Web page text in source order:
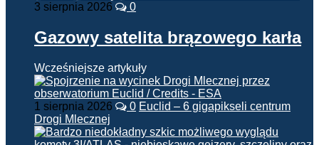
3 sierpnia 2026 0
Gazowy satelita brązowego karła
Wcześniejsze artykuły
1 sierpnia 2026 0 Euclid – 6 gigapikseli centrum
Drogi Mlecznej